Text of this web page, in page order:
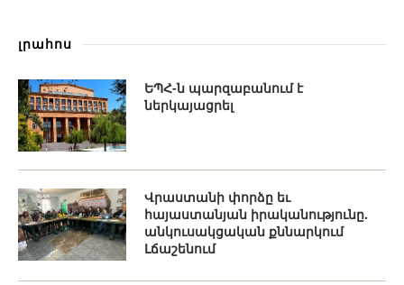
լրահոս
ԵՊՀ-ն պարզաբանում է
ներկայացրել
Վրաստանի փորձը եւ
հայաստանյան իրականությունը.
անկուսակցական քննարկում
Լճաշենում